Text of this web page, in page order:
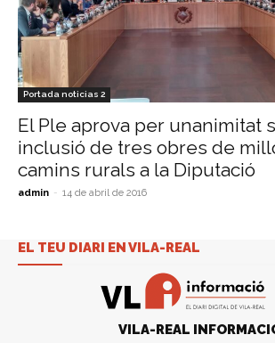
Portada noticias 2
El Ple aprova per unanimitat
inclusió de tres obres de
camins rurals a la Diputació
admin - 14 de abril de 2016
EL TEU DIARI EN VILA-REAL
VILA-REAL